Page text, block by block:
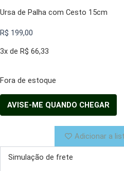
Ursa de Palha com Cesto 15cm
R$ 199,00
3x de R$ 66,33
Fora de estoque
Adicionar a
Simulação de frete